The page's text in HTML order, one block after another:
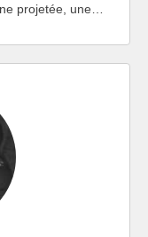
projetée, une…